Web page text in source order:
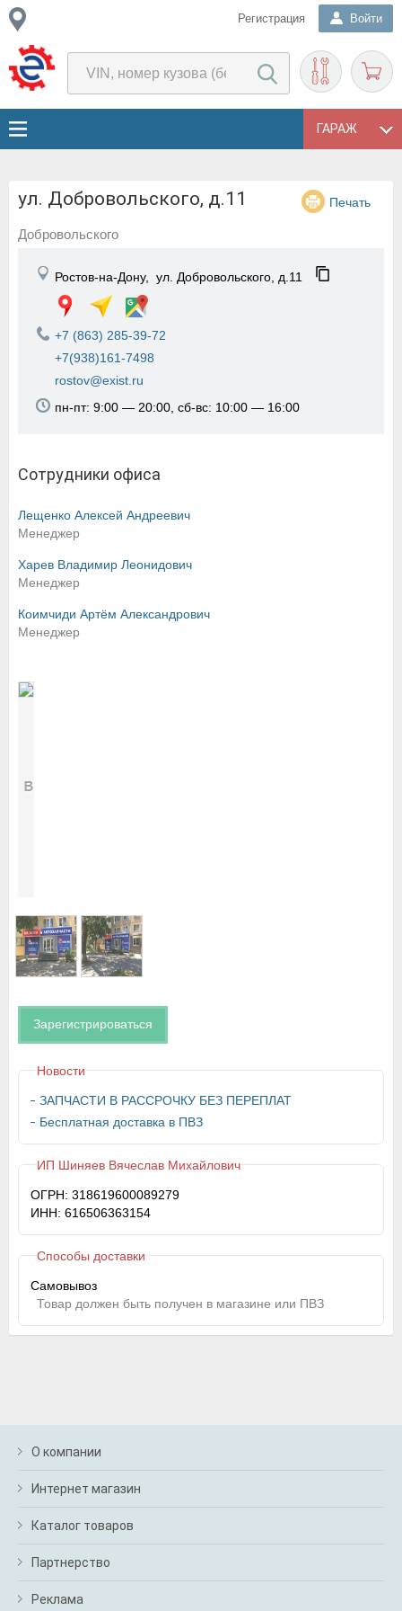
Регистрация Войти
ГАРАЖ
ул. Добровольского, д.11 Печать
Добровольского
Ростов-на-Дону, ул. Добровольского, д.11
+7 (863) 285-39-72
+7(938)161-7498
rostov@exist.ru
пн-пт: 9:00 — 20:00, сб-вс: 10:00 — 16:00
Сотрудники офиса
Лещенко Алексей Андреевич
Менеджер
Харев Владимир Леонидович
Менеджер
Коимчиди Артём Александрович
Менеджер
Зарегистрироваться
Новости
ЗАПЧАСТИ В РАССРОЧКУ БЕЗ ПЕРЕПЛАТ
Бесплатная доставка в ПВЗ
ИП Шиняев Вячеслав Михайлович
ОГРН: 318619600089279
ИНН: 616506363154
Способы доставки
Самовывоз
Товар должен быть получен в магазине или ПВЗ
О компании
Интернет магазин
Каталог товаров
Партнерство
Реклама